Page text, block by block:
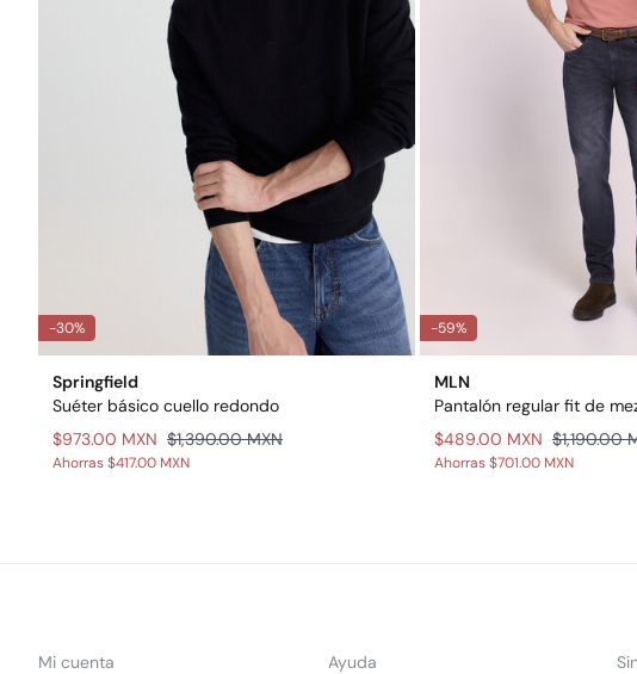
-30%
Springfield
Suéter básico cuello redondo
$973.00 MXN $1,390.00 MXN
Ahorras$417.00 MXN
-59%
MLN
Pantalón regular fit de
$489.00 MXN $1,190.00
Ahorras$701.00 MXN
Mi cuenta Ayuda